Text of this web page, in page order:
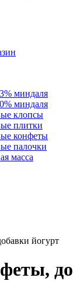
миндаля
миндаля
клопсы
плитки
конфеты
палочки
масса
йогурт